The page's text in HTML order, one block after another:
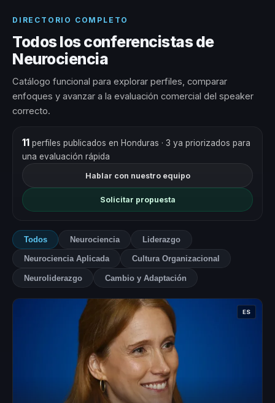
DIRECTORIO COMPLETO
Todos los conferencistas de
Neurociencia
Catálogo funcional para explorar perfiles, comparar
enfoques y avanzar a la evaluación comercial del speaker
correcto.
11 perfiles publicados en Honduras · 3 ya priorizados para
una evaluación rápida
Hablar con nuestro equipo
Solicitar propuesta
Todos Neurociencia Liderazgo
Neurociencia Aplicada Cultura Organizacional
Neuroliderazgo Cambio y Adaptación
ES